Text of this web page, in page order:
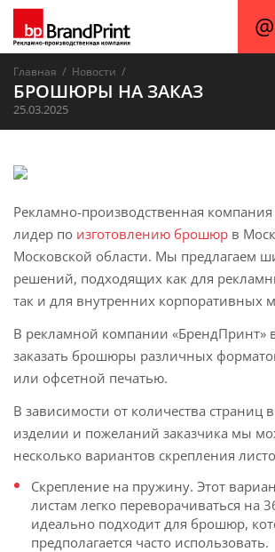
Главная / Новости /
БРОШЮРЫ НА ЗАКАЗ
25.03.2025
Рекламно-производственная
лидер по изготовлению брошюр в
Московской области. Мы предлагаем
решений, подходящих как для
так и для внутренних корпоративных
В рекламной компании «БрендПринт»
заказать брошюры различных
или офсетной печатью.
В зависимости от количества страниц
изделии и пожеланий заказчика мы
несколько вариантов скрепления
Скрепление на пружину. Этот
листам легко переворачиваться на
идеально подходит для брошюр,
предполагается часто использовать.